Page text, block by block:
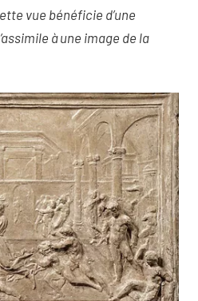
vue bénéficie d’une
à une image de la